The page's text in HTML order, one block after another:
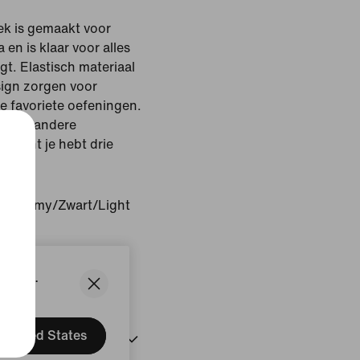
United States
is gemaakt voor
en is klaar voor alles
Elastisch materiaal
zorgen voor
favoriete oefeningen.
en andere
want je hebt drie
Army/Zwart/Light